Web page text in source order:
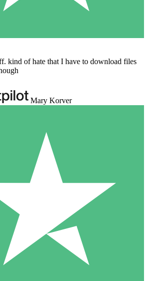
kind of hate that I have to download files
Mary Korver